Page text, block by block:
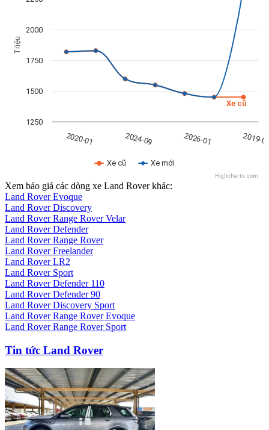
Triệu
Xe cũ
Xe cũ Xe mới
2020-01 2024-09 2026-01 2019-
1250
1500
1750
2000
Highcharts.com
Xem báo giá các dòng xe Land Rover khác:
Land Rover Evoque
Land Rover Discovery
Land Rover Range Rover Velar
Land Rover Defender
Land Rover Range Rover
Land Rover Freelander
Land Rover LR2
Land Rover Sport
Land Rover Defender 110
Land Rover Defender 90
Land Rover Discovery Sport
Land Rover Range Rover Evoque
Land Rover Range Rover Sport
Tin tức Land Rover